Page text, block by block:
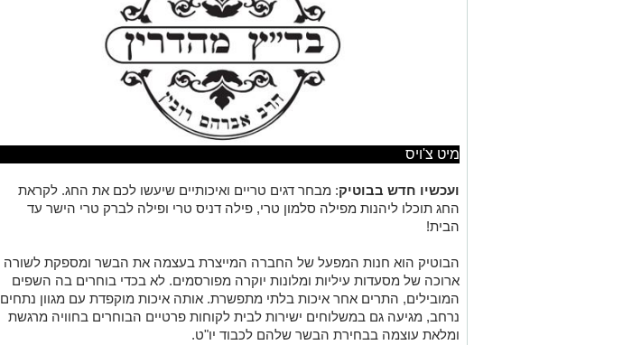
מיט צ'ויס
ועכשיו חדש בבוטיק: מבחר דגים טריים ואיכותיים שיעשו לכם את החג. לקראת
החג תוכלו ליהנות מפילה סלמון טרי, פילה דניס טרי ופילה לברק טרי הישר עד
הבית!
הבוטיק הוא חנות המפעל של החברה המייצרת בעצמה את הבשר ומספקת לשורה
ארוכה של מסעדות עיליות ומלונות יוקרה מפורסמים. לא בכדי בוחרים בה השפים
המובילים, התרים אחר איכות בלתי מתפשרת. אותה איכות מוקפדת עם מגוון נתחים
נרחב, מגיעה גם במשלוחים ישירות לבית לקוחות פרטיים הבוחרים בחוויה מרגשת
ומלאת עוצמה בבחירת הבשר שלהם לכבוד יו"ט.